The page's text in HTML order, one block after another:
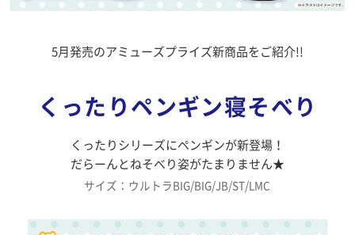
5月発売のアミューズプライズ新商品をご紹介!!
くったりペンギン寝そべり
くったりシリーズにペンギンが新登場！
だらーんとねそべり姿がたまりません★
サイズ：ウルトラBIG/BIG/JB/ST/LMC